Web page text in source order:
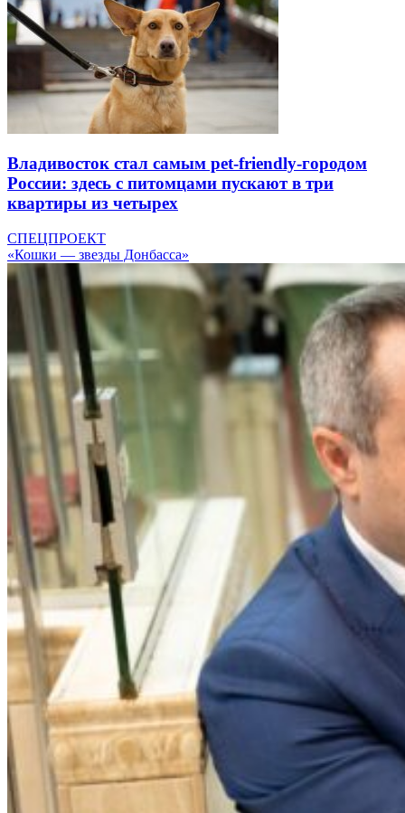
Владивосток стал самым pet-friendly-городом
России: здесь с питомцами пускают в три
квартиры из четырех
СПЕЦПРОЕКТ
«Кошки — звезды Донбасса»